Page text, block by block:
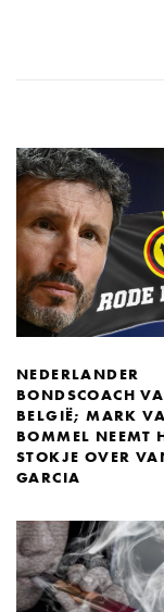
NEDERLANDER
BONDSCOACH
BELGIË; MARK
BOMMEL NEEMT
STOKJE OVER
GARCIA